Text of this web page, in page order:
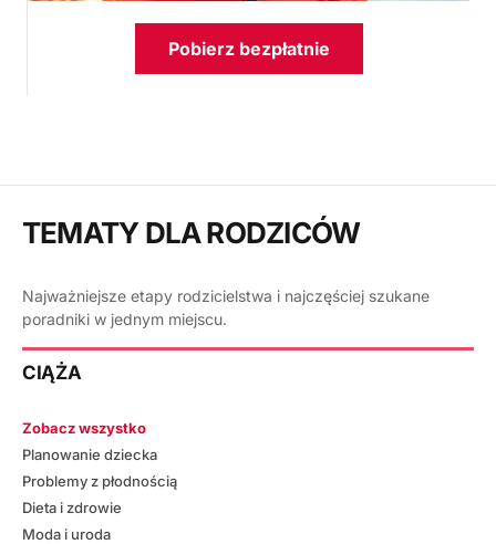
Pobierz bezpłatnie
TEMATY DLA RODZICÓW
Najważniejsze etapy rodzicielstwa i najczęściej szukane
poradniki w jednym miejscu.
CIĄŻA
Zobacz wszystko
Planowanie dziecka
Problemy z płodnością
Dieta i zdrowie
Moda i uroda